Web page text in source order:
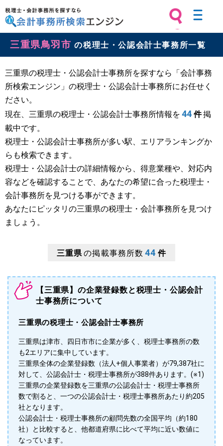
税理士・会計事務所を探すなら 会計
事務所検索エンジン
三重県鳥羽市 の税理士・公認会計士事務所一覧
三重県の税理士・公認会計士事務所を探すなら「会計事務
所検索エンジン」の税理士・公認会計士事務所にお任せく
ださい。
現在、三重県の税理士・公認会計士事務所情報を 44 件掲
載中です。
税理士・公認会計士事務所が多い駅、エリアランキングか
らも検索できます。
税理士・公認会計士の詳細情報から、得意業種や、対応内
容などを確認することで、あなたの希望に合った税理士・
会計事務所を見つける事ができます。
あなたにピッタリの三重県の税理士・会計事務所を見つけ
ましょう。
三重県の掲載事務所数 44 件
【三重県】の企業登録数と税理士・公認会計
士事務所について
三重県の税理士・公認会計士事務所
三重県は津市、四日市市に企業が多く、税理士事務所の数
も2エリアに集中しています。
三重県全体の企業登録数（法人+個人事業者）が79,387社に
対して、公認会計士・税理士事務所が388件あります。(※1)
三重県の企業登録数を三重県の公認会計士・税理士事務所
数で割ると、一つの公認会計士・税理士事務所あたり約205
社となります。
公認会計士・税理士事務所の顧問先数の全国平均（約180
社）と比較すると、他都道府県に比べて平均に近い数値に
なっています。